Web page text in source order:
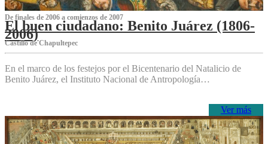
De finales de 2006 a comienzos de 2007
El buen ciudadano: Benito Juárez (1806-
2006)
Castillo de Chapultepec
En el marco de los festejos por el Bicentenario del Natalicio de
Benito Juárez, el Instituto Nacional de Antropología…
Ver más